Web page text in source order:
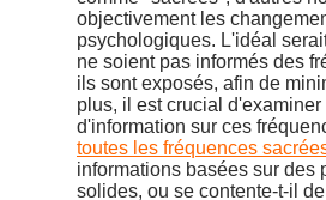
objectivement les
psychologiques. L'idéal
ne soient pas informés des
ils sont exposés, afin de
plus, il est crucial
d'information sur ces
toutes les fréquences
informations basées sur des
solides, ou se contente-t-il